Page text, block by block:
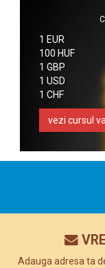
1 EUR
100 HUF
1 GBP
1 USD
1 CHF
vezi cursul
Adauga adresa ta